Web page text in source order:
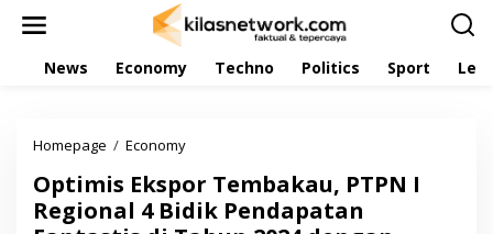
News Economy Techno Politics Sport
Homepage / Economy
t
i
m
Optimis Ekspor Tembakau, PTPN I
Regional 4 Bidik Pendapatan